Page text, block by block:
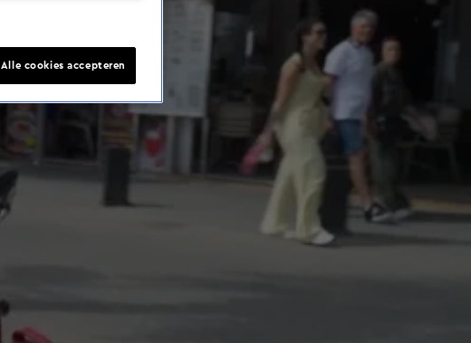
Alle cookies accepteren